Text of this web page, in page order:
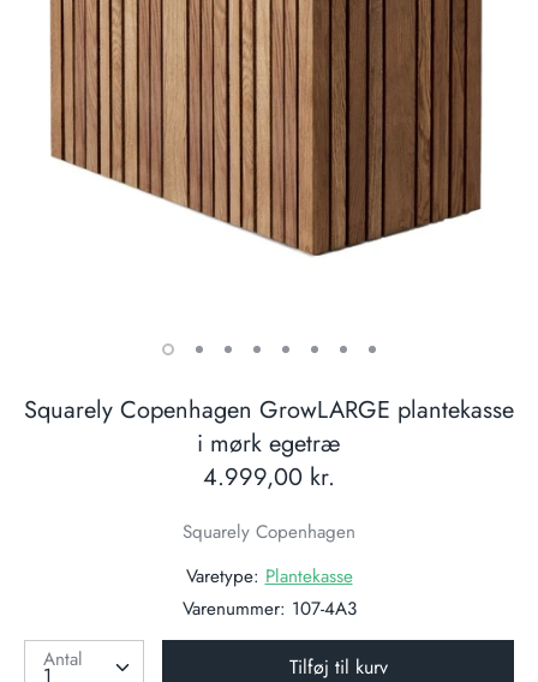
Squarely Copenhagen GrowLARGE plantekasse
i mørk egetræ
4.999,00 kr.
Squarely Copenhagen
Varetype: Plantekasse
Varenummer: 107-4A3
Antal
Tilføj til kurv